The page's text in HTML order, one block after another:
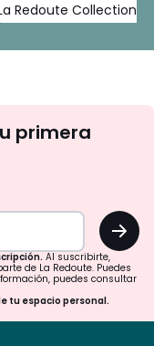
Redoute Collections
primera
OK
Al suscribirte,
de La Redoute. Puedes
puedes consultar
tu espacio personal.